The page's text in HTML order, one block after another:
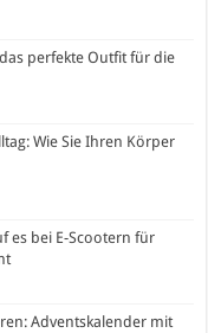
perfekte Outfit für die
Wie Sie Ihren Körper
es bei E-Scootern für
Adventskalender mit